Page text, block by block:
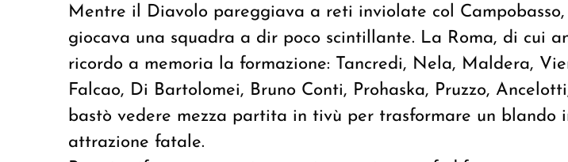
Mentre il Diavolo pareggiava a reti inviolate col
giocava una squadra a dir poco scintillante. La Roma, di cui
ricordo a memoria la formazione: Tancredi, Nela, Maldera,
Falcao, Di Bartolomei, Bruno Conti, Prohaska, Pruzzo,
bastò vedere mezza partita in tivù per trasformare un blando
attrazione fatale.